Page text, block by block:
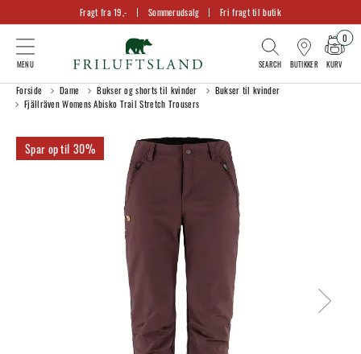
Fragt fra 19,- Sommerudsalg Fri fragt til butik
BUTIKKER KURV
0
Forside Dame Bukser og shorts til kvinder
Bukser til kvinder
Fjällräven Womens Abisko Trail Stretch Trousers
30%